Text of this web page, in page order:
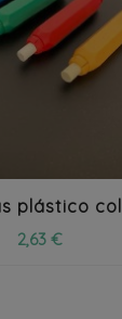
 
plástico
2,63 €